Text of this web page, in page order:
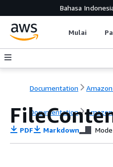
Bahasa
Mulai
Documentation
Documentation
PDF Markdown